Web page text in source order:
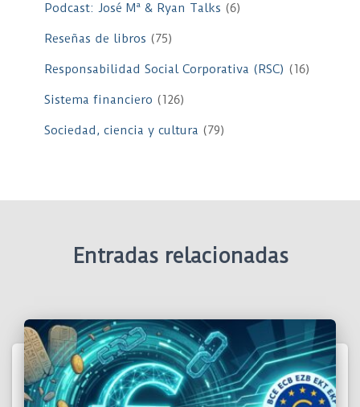
Podcast: José Mª & Ryan Talks (6)
Reseñas de libros (75)
Responsabilidad Social Corporativa (RSC) (16)
Sistema financiero (126)
Sociedad, ciencia y cultura (79)
Entradas relacionadas